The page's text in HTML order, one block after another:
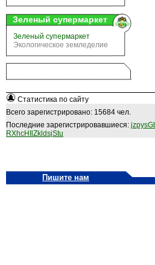
Зеленый супермаркет
Зеленый супермаркет
Экологическое земледелие
Статистика по сайту
Всего зарегистрировано: 15684 чел.
Последние зарегистрировавшиеся:
RXhcHIlZkldsjStu
Пишите нам